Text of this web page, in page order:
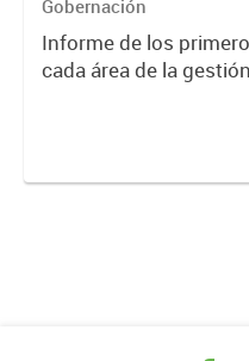
23 / JUN 24
Gobernación
Informe de los
cada área de la